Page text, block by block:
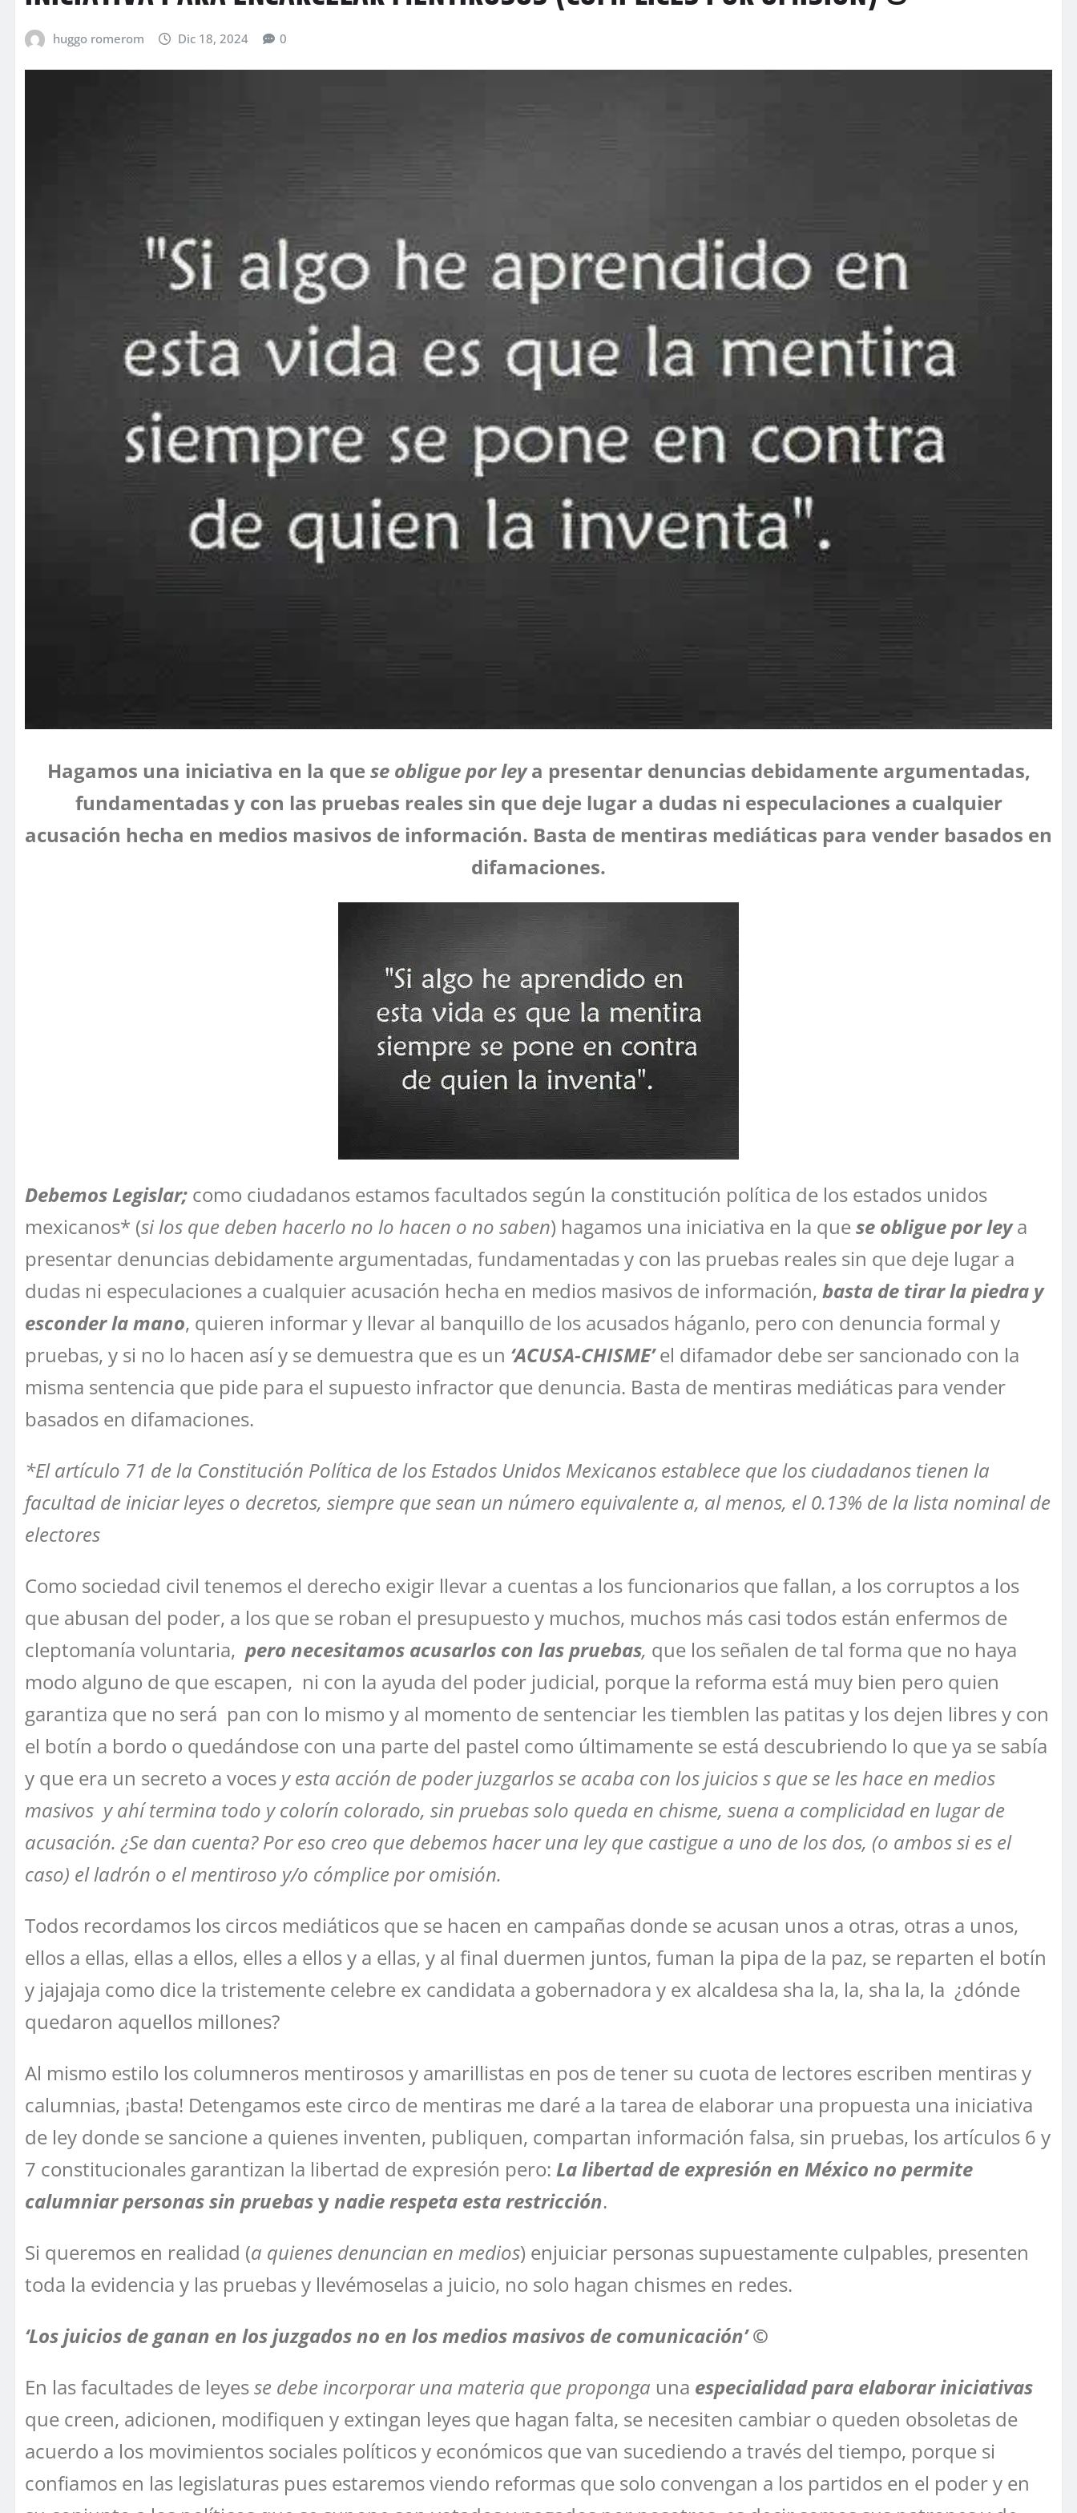
huggo romerom Dic 18, 2024 0
Hagamos una iniciativa en la que se obligue por leya presentar denuncias debidamente argumentadas,
fundamentadas y con las pruebas reales sin que deje lugar a dudas ni especulaciones a cualquier
acusación hecha en medios masivos de información. Basta de mentiras mediáticas para vender basados en
difamaciones.
Debemos Legislar; como ciudadanos estamos facultados según la constitución política de los estados unidos
mexicanos* (si los que deben hacerlo no lo hacen o no saben) hagamos una iniciativa en la quese obligue por leya
presentar denuncias debidamente argumentadas, fundamentadas y con las pruebas reales sin que deje lugar a
dudas ni especulaciones a cualquier acusación hecha en medios masivos de información, basta de tirar la piedra y
esconder la mano, quieren informar y llevar al banquillo de los acusados háganlo, pero con denuncia formal y
pruebas, y si no lo hacen así y se demuestra que es un ‘ACUSA-CHISME’el difamador debe ser sancionado con la
misma sentencia que pide para el supuesto infractor que denuncia. Basta de mentiras mediáticas para vender
basados en difamaciones.
*El artículo 71 de la Constitución Política de los Estados Unidos Mexicanos establece que los ciudadanos tienen la
facultad de iniciar leyes o decretos, siempre que sean un número equivalente a, al menos, el 0.13% de la lista nominal de
electores
Como sociedad civil tenemos el derecho exigir llevar a cuentas a los funcionarios que fallan, a los corruptos a los
que abusan del poder, a los que se roban el presupuesto y muchos, muchos más casi todos están enfermos de
cleptomanía voluntaria, pero necesitamos acusarlos con las pruebas, que los señalen de tal forma que no haya
modo alguno de que escapen, ni con la ayuda del poder judicial, porque la reforma está muy bien pero quien
garantiza que no será pan con lo mismo y al momento de sentenciar les tiemblen las patitas y los dejen libres y con
el botín a bordo o quedándose con una parte del pastel como últimamente se está descubriendo lo que ya se sabía
y que era un secreto a voces y esta acción de poder juzgarlos se acaba con los juicios s que se les hace en medios
masivos y ahí termina todo y colorín colorado, sin pruebas solo queda en chisme, suena a complicidad en lugar de
acusación. ¿Se dan cuenta? Por eso creo que debemos hacer una ley que castigue a uno de los dos, (o ambos si es el
caso) el ladrón o el mentiroso y/o cómplice por omisión.
Todos recordamos los circos mediáticos que se hacen en campañas donde se acusan unos a otras, otras a unos,
ellos a ellas, ellas a ellos, elles a ellos y a ellas, y al final duermen juntos, fuman la pipa de la paz, se reparten el botín
y jajajaja como dice la tristemente celebre ex candidata a gobernadora y ex alcaldesa sha la, la, sha la, la ¿dónde
quedaron aquellos millones?
Al mismo estilo los columneros mentirosos y amarillistas en pos de tener su cuota de lectores escriben mentiras y
calumnias, ¡basta! Detengamos este circo de mentiras me daré a la tarea de elaborar una propuesta una iniciativa
de ley donde se sancione a quienes inventen, publiquen, compartan información falsa, sin pruebas, los artículos 6 y
7 constitucionales garantizan la libertad de expresión pero: La libertad de expresión en México no permite
calumniar personas sin pruebasynadie respeta esta restricción.
Si queremos en realidad (a quienes denuncian en medios) enjuiciar personas supuestamente culpables, presenten
toda la evidencia y las pruebas y llevémoselas a juicio, no solo hagan chismes en redes.
‘Los juicios de ganan en los juzgados no en los medios masivos de comunicación’ ©
En las facultades de leyesse debe incorporar una materia que proponga una especialidad para elaborar iniciativas
que creen, adicionen, modifiquen y extingan leyes que hagan falta, se necesiten cambiar o queden obsoletas de
acuerdo a los movimientos sociales políticos y económicos que van sucediendo a través del tiempo, porque si
confiamos en las legislaturas pues estaremos viendo reformas que solo convengan a los partidos en el poder y en